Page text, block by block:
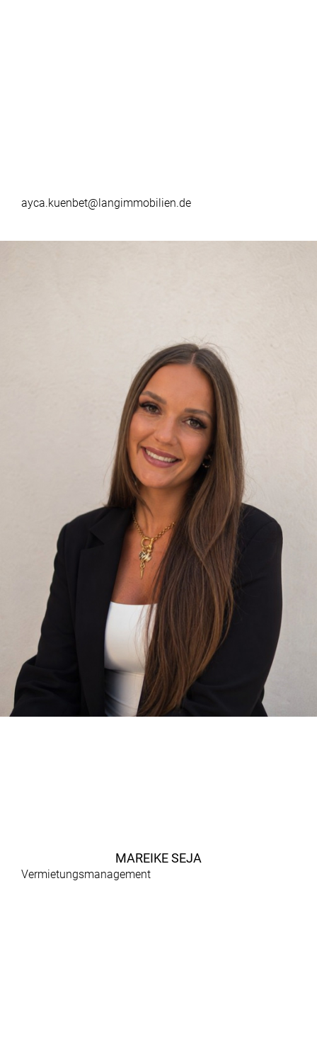
ayca.kuenbet@langimmobilien.de
MAREIKE SEJA
Vermietungsmanagement